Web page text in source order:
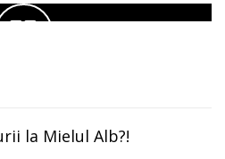
la Mielul Alb?!